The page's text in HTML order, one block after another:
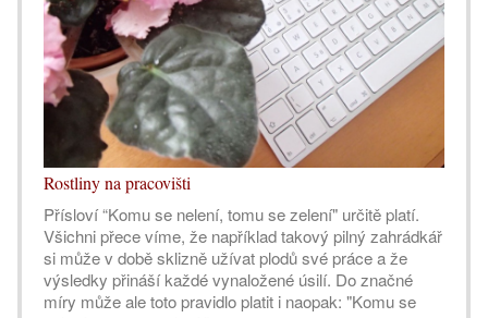
Rostliny na pracovišti
Přísloví “Komu se nelení, tomu se zelení" určitě platí.
Všichni přece víme, že například takový pilný zahrádkář
si může v době sklizně užívat plodů své práce a že
výsledky přináší každé vynaložené úsilí. Do značné
míry může ale toto pravidlo platit i naopak: "Komu se